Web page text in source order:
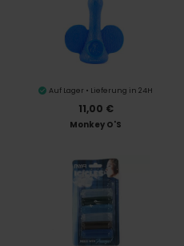
Auf Lager • Lieferung in 24H
11,00 €
Monkey O'S